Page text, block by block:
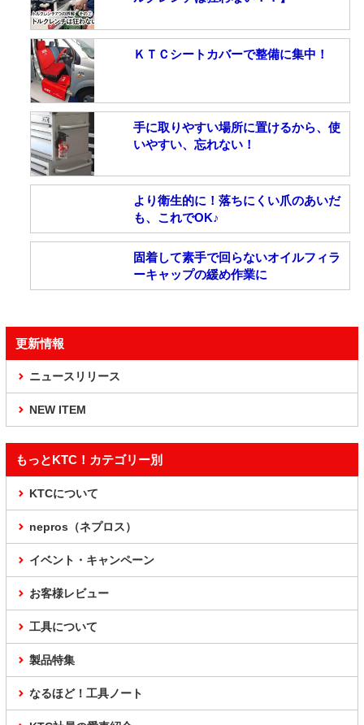
ＫＴＣシートカバーで整備に集中！
手に取りやすい場所に置けるから、使
いやすい、忘れない！
より衛生的に！落ちにくい爪のあいだ
も、これでOK♪
固着して素手で回らないオイルフィラ
ーキャップの緩め作業に
更新情報
ニュースリリース
NEW ITEM
もっとKTC！カテゴリー別
KTCについて
nepros（ネプロス）
イベント・キャンペーン
お客様レビュー
工具について
製品特集
なるほど！工具ノート